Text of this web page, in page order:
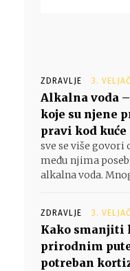
ZDRAVLJE 3.
Alkalna voda
koje su njene
pravi kod kuće
sve se više govori
među njima
alkalna voda.
ZDRAVLJE 3.
Kako smanjiti
prirodnim
potreban